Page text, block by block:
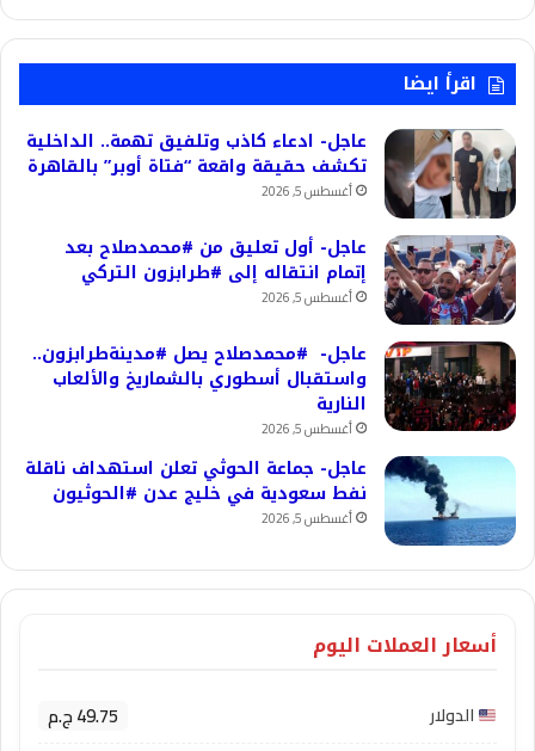
اقرأ ايضا
عاجل- ادعاء كاذب وتلفيق تهمة.. الداخلية
تكشف حقيقة واقعة “فتاة أوبر” بالقاهرة
أغسطس 5, 2026
عاجل- أول تعليق من #محمدصلاح بعد
إتمام انتقاله إلى #طرابزون التركي
أغسطس 5, 2026
عاجل- #محمدصلاح يصل #مدينةطرابزون..
واستقبال أسطوري بالشماريخ والألعاب
النارية
أغسطس 5, 2026
عاجل- جماعة الحوثي تعلن استهداف ناقلة
نفط سعودية في خليج عدن #الحوثيون
أغسطس 5, 2026
أسعار العملات اليوم
الدولار 49.75 ج.م